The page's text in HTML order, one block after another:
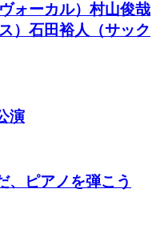
ォーカル）村山俊哉
）石田裕人（サック
演
、ピアノを弾こう